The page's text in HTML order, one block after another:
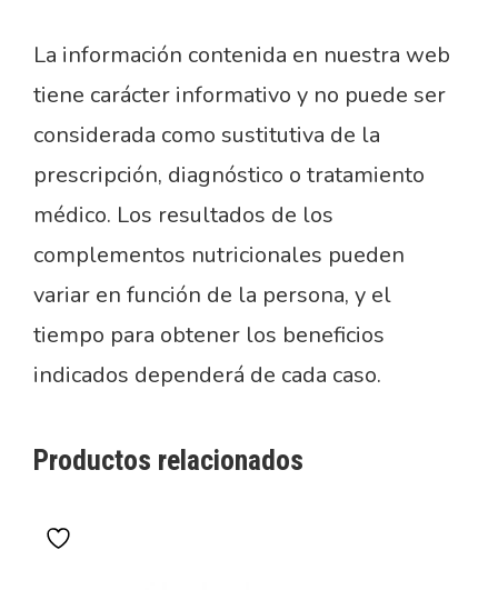
La información contenida en nuestra web
tiene carácter informativo y no puede ser
considerada como sustitutiva de la
prescripción, diagnóstico o tratamiento
médico. Los resultados de los
complementos nutricionales pueden
variar en función de la persona, y el
tiempo para obtener los beneficios
indicados dependerá de cada caso.
Productos relacionados